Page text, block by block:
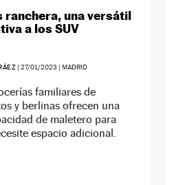
ranchera, una versátil
a los SUV
|27/01/2023 | MADRID
familiares de
y berlinas ofrecen una
de maletero para
espacio adicional.